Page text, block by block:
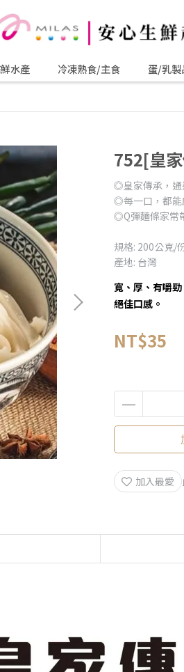
水產 冷凍熟食/主食 蛋/乳
752[皇
◎皇家傳承，通
◎每一口，都能
◎Q彈麵條家常
規格: 200公克/
產地: 台灣
寬、厚、有嚼
絕佳口感。
NT$35
加入最愛